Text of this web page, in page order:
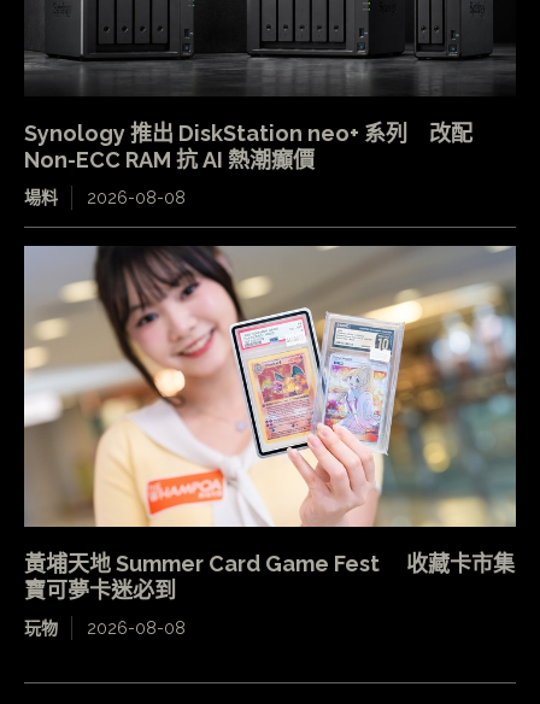
Synology 推出 DiskStation neo+ 系列 改配
Non-ECC RAM 抗 AI 熱潮癲價
場料 2026-08-08
黃埔天地 Summer Card Game Fest 收藏卡市集
寶可夢卡迷必到
玩物 2026-08-08